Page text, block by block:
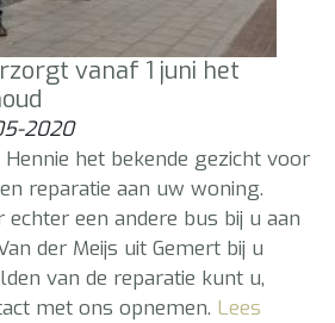
vanaf 1 juni het
2020
het bekende gezicht voor
reparatie aan uw woning.
echter een andere bus bij u aan
der Meijs uit Gemert bij u
van de reparatie kunt u,
met ons opnemen. Lees